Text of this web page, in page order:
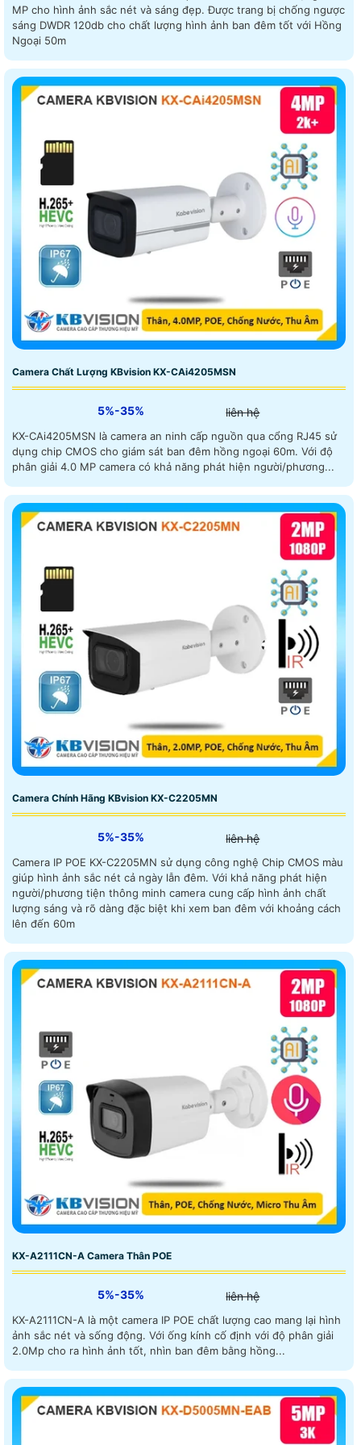
MP cho hình ảnh sắc nét và sáng đẹp. Được trang bị chống ngược
sáng DWDR 120db cho chất lượng hình ảnh ban đêm tốt với Hồng
Ngoại 50m
Camera Chất Lượng KBvision KX-CAi4205MSN
5%-35% liên hệ
KX-CAi4205MSN là camera an ninh cấp nguồn qua cổng RJ45 sử
dụng chip CMOS cho giám sát ban đêm hồng ngoại 60m. Với độ
phân giải 4.0 MP camera có khả năng phát hiện người/phương...
Camera Chính Hãng KBvision KX-C2205MN
5%-35% liên hệ
Camera IP POE KX-C2205MN sử dụng công nghệ Chip CMOS màu
giúp hình ảnh sắc nét cả ngày lẫn đêm. Với khả năng phát hiện
người/phương tiện thông minh camera cung cấp hình ảnh chất
lượng sáng và rõ dàng đặc biệt khi xem ban đêm với khoảng cách
lên đến 60m
KX-A2111CN-A Camera Thân POE
5%-35% liên hệ
KX-A2111CN-A là một camera IP POE chất lượng cao mang lại hình
ảnh sắc nét và sống động. Với ống kính cố định với độ phân giải
2.0Mp cho ra hình ảnh tốt, nhìn ban đêm bằng hồng...